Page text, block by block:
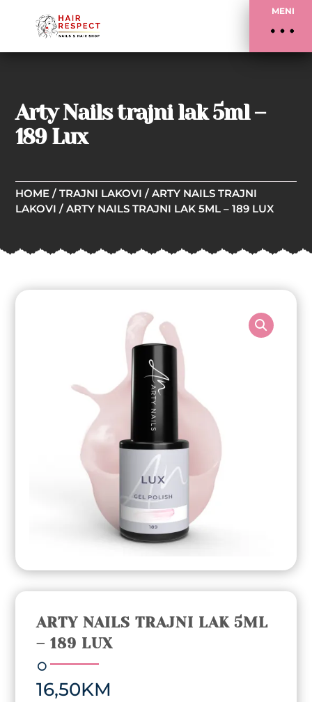
MENI
Arty Nails trajni lak 5ml –
189 Lux
HOME /TRAJNI LAKOVI /ARTY NAILS TRAJNI
LAKOVI / ARTY NAILS TRAJNI LAK 5ML – 189 LUX
ARTY NAILS TRAJNI LAK 5ML
– 189 LUX
16,50KM